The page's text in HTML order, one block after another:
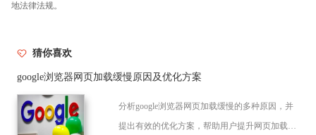
地法律法规。
猜你喜欢
google浏览器网页加载缓慢原因及优化方案
分析google浏览器网页加载缓慢的多种原因，并
提出有效的优化方案，帮助用户提升网页加载速